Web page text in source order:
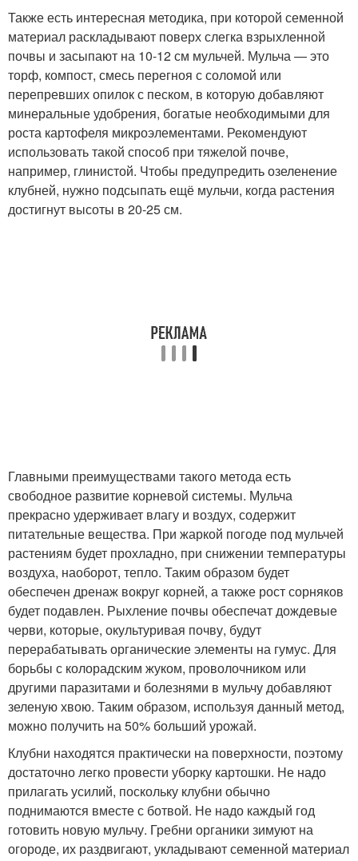
Также есть интересная методика, при которой семенной
материал раскладывают поверх слегка взрыхленной
почвы и засыпают на 10-12 см мульчей. Мульча — это
торф, компост, смесь перегноя с соломой или
перепревших опилок с песком, в которую добавляют
минеральные удобрения, богатые необходимыми для
роста картофеля микроэлементами. Рекомендуют
использовать такой способ при тяжелой почве,
например, глинистой. Чтобы предупредить озеленение
клубней, нужно подсыпать ещё мульчи, когда растения
достигнут высоты в 20-25 см.
Главными преимуществами такого метода есть
свободное развитие корневой системы. Мульча
прекрасно удерживает влагу и воздух, содержит
питательные вещества. При жаркой погоде под мульчей
растениям будет прохладно, при снижении температуры
воздуха, наоборот, тепло. Таким образом будет
обеспечен дренаж вокруг корней, а также рост сорняков
будет подавлен. Рыхление почвы обеспечат дождевые
черви, которые, окультуривая почву, будут
перерабатывать органические элементы на гумус. Для
борьбы с колорадским жуком, проволочником или
другими паразитами и болезнями в мульчу добавляют
зеленую хвою. Таким образом, используя данный метод,
можно получить на 50% больший урожай.
Клубни находятся практически на поверхности, поэтому
достаточно легко провести уборку картошки. Не надо
прилагать усилий, поскольку клубни обычно
поднимаются вместе с ботвой. Не надо каждый год
готовить новую мульчу. Гребни органики зимуют на
огороде, их раздвигают, укладывают семенной материал